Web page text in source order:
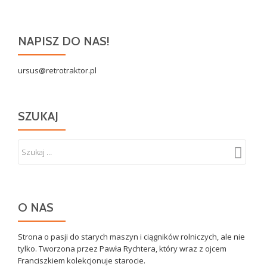
NAPISZ DO NAS!
ursus@retrotraktor.pl
SZUKAJ
O NAS
Strona o pasji do starych maszyn i ciągników rolniczych, ale nie
tylko. Tworzona przez Pawła Rychtera, który wraz z ojcem
Franciszkiem kolekcjonuje starocie.